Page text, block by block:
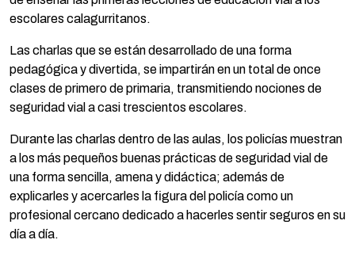
escolares calagurritanos.
Las charlas que se están desarrollado de una forma
pedagógica y divertida, se impartirán en un total de once
clases de primero de primaria, transmitiendo nociones de
seguridad vial a casi trescientos escolares.
Durante las charlas dentro de las aulas, los policías muestran
a los más pequeños buenas prácticas de seguridad vial de
una forma sencilla, amena y didáctica; además de
explicarles y acercarles la figura del policía como un
profesional cercano dedicado a hacerles sentir seguros en su
día a día.